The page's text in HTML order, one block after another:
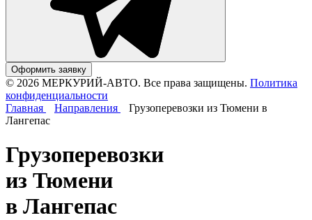
Оформить заявку
© 2026 МЕРКУРИЙ-АВТО. Все права защищены. Политика
конфиденциальности
Главная
Направления
Грузоперевозки из Тюмени в
Лангепас
Грузоперевозки
из Тюмени
в Лангепас